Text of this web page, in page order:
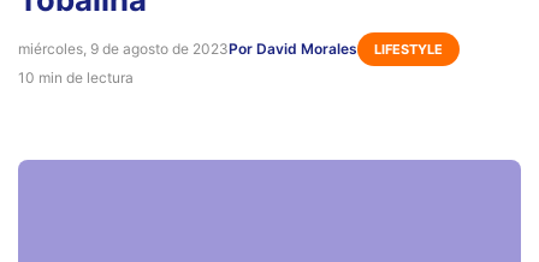
miércoles, 9 de agosto de 2023Por David Morales LIFESTYLE
10 min de lectura